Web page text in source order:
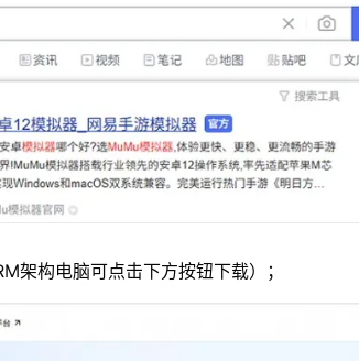
架构电脑可点击下方按钮下载）；